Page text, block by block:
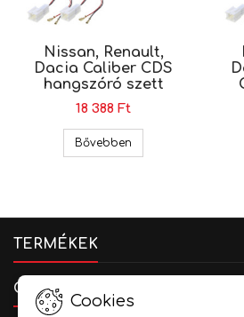
Nissan, Renault,
Dacia Caliber CDS
hangszóró szett
18 388 Ft
Bővebben Nissan, Renault,
TERMÉKEK
CÉGADATOK
Cookies